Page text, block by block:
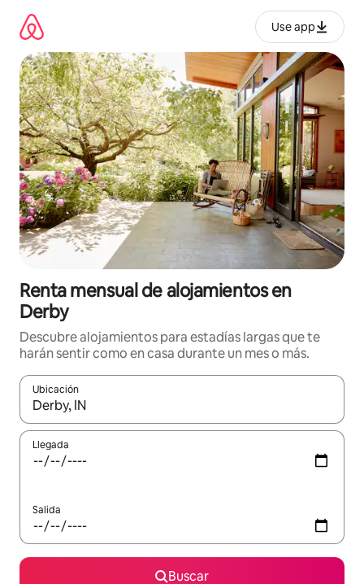
contenido
Use app
Renta mensual de alojamientos en
Derby
Descubre alojamientos para estadías largas que te
harán sentir como en casa durante un mes o más.
Ubicación
Cuando los resultados estén disponibles, navega con las
Llegada
Salida
Buscar